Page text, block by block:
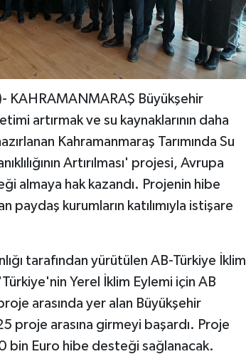
Büyükşehir
artırmak ve su kaynaklarının daha
Kahramanmaraş Tarımında Su
Artırılması' projesi, Avrupa
almaya hak kazandı. Projenin hibe
paydaş kurumların katılımıyla istişare
tarafından yürütülen AB-Türkiye İklim
Yerel İklim Eylemi için AB
arasında yer alan Büyükşehir
proje arasına girmeyi başardı. Proje
bin Euro hibe desteği sağlanacak.